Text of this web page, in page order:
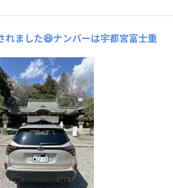
れました😆ナンバーは宇都宮富士重